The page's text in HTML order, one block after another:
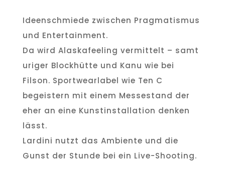
Ideenschmiede zwischen Pragmatismus
und Entertainment.
Da wird Alaskafeeling vermittelt – samt
uriger Blockhütte und Kanu wie bei
Filson. Sportwearlabel wie Ten C
begeistern mit einem Messestand der
eher an eine Kunstinstallation denken
lässt.
Lardini nutzt das Ambiente und die
Gunst der Stunde bei ein Live-Shooting.